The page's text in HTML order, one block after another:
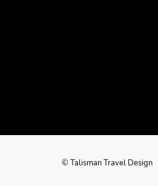
© Talisman Travel Design